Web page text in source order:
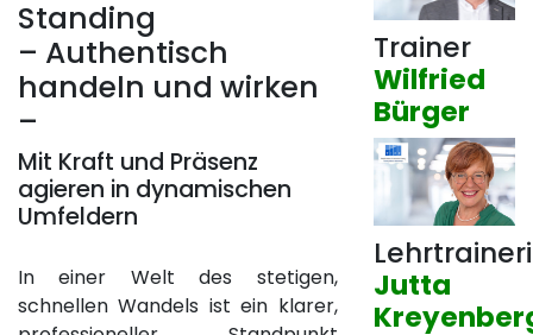
Standing
– Authentisch
handeln und wirken
–
Mit Kraft und Präsenz
agieren in dynamischen
Umfeldern
In einer Welt des stetigen,
schnellen Wandels ist ein klarer,
Trainer
Wilfried
Bürger
Jutta